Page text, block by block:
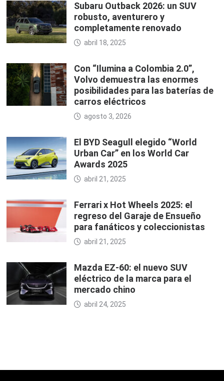
Subaru Outback 2026: un SUV
robusto, aventurero y
completamente renovado
abril 18, 2025
Con “Ilumina a Colombia 2.0”,
Volvo demuestra las enormes
posibilidades para las baterías de
carros eléctricos
agosto 3, 2026
El BYD Seagull elegido “World
Urban Car” en los World Car
Awards 2025
abril 21, 2025
Ferrari x Hot Wheels 2025: el
regreso del Garaje de Ensueño
para fanáticos y coleccionistas
abril 21, 2025
Mazda EZ-60: el nuevo SUV
eléctrico de la marca para el
mercado chino
abril 24, 2025